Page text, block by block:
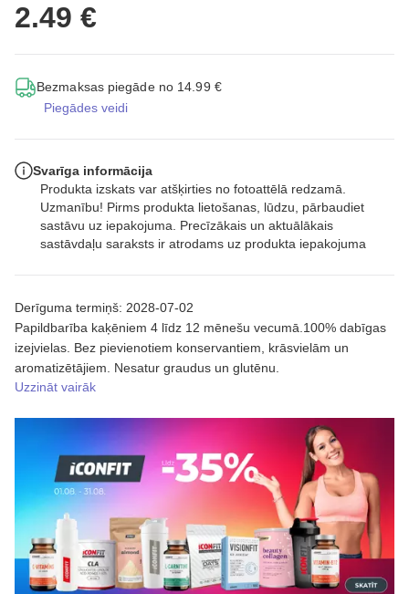
2.49 €
Bezmaksas piegāde no 14.99 €
Piegādes veidi
Derīguma termiņš: 2028-07-02
Papildbarība kaķēniem 4 līdz 12 mēnešu vecumā.100% dabīgas
izejvielas. Bez pievienotiem konservantiem, krāsvielām un
aromatizētājiem. Nesatur graudus un glutēnu.
Uzzināt vairāk
Svarīga informācija
Produkta izskats var atšķirties no fotoattēlā redzamā.
Uzmanību! Pirms produkta lietošanas, lūdzu, pārbaudiet
sastāvu uz iepakojuma. Precīzākais un aktuālākais
sastāvdaļu saraksts ir atrodams uz produkta iepakojuma